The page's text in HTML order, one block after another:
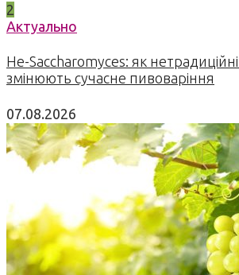
2
Актуально
Не-Saccharomyces: як
змінюють сучасне пивоваріння
07.08.2026